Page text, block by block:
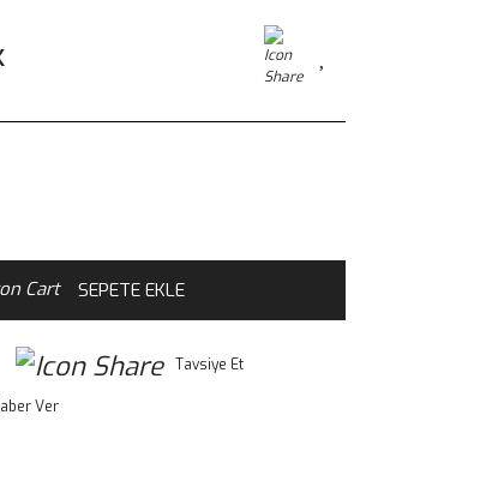
SEPETE EKLE
Tavsiye Et
Ver